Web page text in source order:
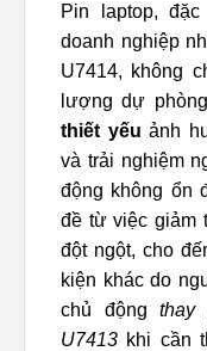
Pin laptop,
doanh nghiệp
U7414, không
lượng dự
thiết yếu ảnh
và trải nghiệm
động không ổn
đề từ việc giảm
đột ngột, cho
kiện khác do
chủ độngthay
U7413 khi cần